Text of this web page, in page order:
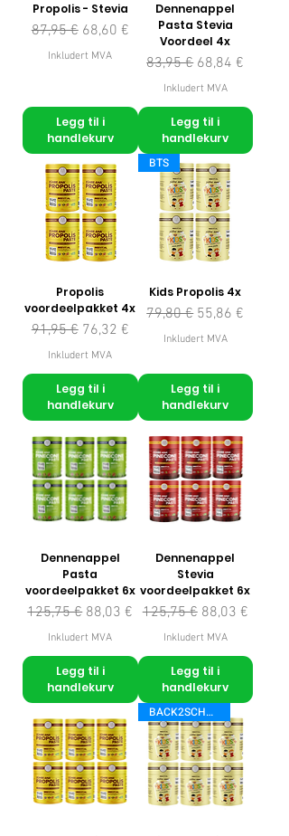
Propolis - Stevia
Vanlig pris
87,95 € Salgspris
68,60 €
Inkludert MVA
Legg til i
handlekurv
Dennenappel
Pasta Stevia
Voordeel 4x
Vanlig pris
83,95 € Salgspris
68,84 €
Inkludert MVA
Legg til i
handlekurv
Propolis
voordeelpakket 4x
Vanlig pris
91,95 € Salgspris
76,32 €
Inkludert MVA
Legg til i
handlekurv
BTS
Kids Propolis 4x
Vanlig pris
79,80 € Salgspris
55,86 €
Inkludert MVA
Legg til i
handlekurv
Dennenappel
Pasta
voordeelpakket 6x
Vanlig pris
125,75 € Salgspris
88,03 €
Inkludert MVA
Legg til i
handlekurv
Dennenappel
Stevia
voordeelpakket 6x
Vanlig pris
125,75 € Salgspris
88,03 €
Inkludert MVA
Legg til i
handlekurv
BACK2SCHOOL